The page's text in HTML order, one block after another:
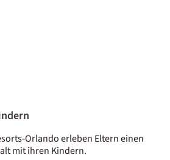
Orlando erleben Eltern einen
mit ihren Kindern.